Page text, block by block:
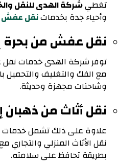
تغطيشركة الهدى للنقل
وأحياء جدة بخدماتنقل عفش
نقل عفش من بحرة
توفر شركة الهدى خدمات
مع الفك والتغليف والتحميل
وشاحنات مجهزة وحديثة.
نقل أثاث من ذهبان
علاوة على ذلك تشمل خدمات
نقل الأثاث المنزلي والتجاري
بطريقة تحافظ على سلامته.